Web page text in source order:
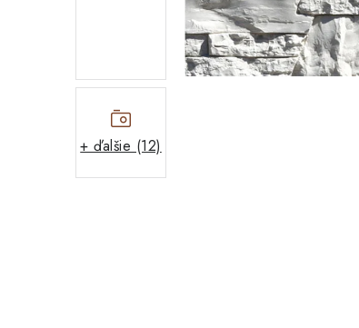
+ ďalšie (12)